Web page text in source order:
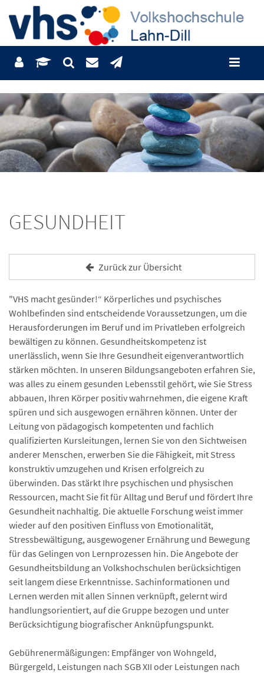
GESUNDHEIT
Zurück zur Übersicht
"VHS macht gesünder!“ Körperliches und psychisches
Wohlbefinden sind entscheidende Voraussetzungen, um die
Herausforderungen im Beruf und im Privatleben erfolgreich
bewältigen zu können. Gesundheitskompetenz ist
unerlässlich, wenn Sie Ihre Gesundheit eigenverantwortlich
stärken möchten. In unseren Bildungsangeboten erfahren Sie,
was alles zu einem gesunden Lebensstil gehört, wie Sie Stress
abbauen, Ihren Körper positiv wahrnehmen, die eigene Kraft
spüren und sich ausgewogen ernähren können. Unter der
Leitung von pädagogisch kompetenten und fachlich
qualifizierten Kursleitungen, lernen Sie von den Sichtweisen
anderer Menschen, erwerben Sie die Fähigkeit, mit Stress
konstruktiv umzugehen und Krisen erfolgreich zu
überwinden. Das stärkt Ihre psychischen und physischen
Ressourcen, macht Sie fit für Alltag und Beruf und fördert Ihre
Gesundheit nachhaltig. Die aktuelle Forschung weist immer
wieder auf den positiven Einfluss von Emotionalität,
Stressbewältigung, ausgewogener Ernährung und Bewegung
für das Gelingen von Lernprozessen hin. Die Angebote der
Gesundheitsbildung an Volkshochschulen berücksichtigen
seit langem diese Erkenntnisse. Sachinformationen und
Lernen werden mit allen Sinnen verknüpft, gelernt wird
handlungsorientiert, auf die Gruppe bezogen und unter
Berücksichtigung biografischer Anknüpfungspunkt.
Gebührenermäßigungen: Empfänger von Wohngeld,
Bürgergeld, Leistungen nach SGB XII oder Leistungen nach